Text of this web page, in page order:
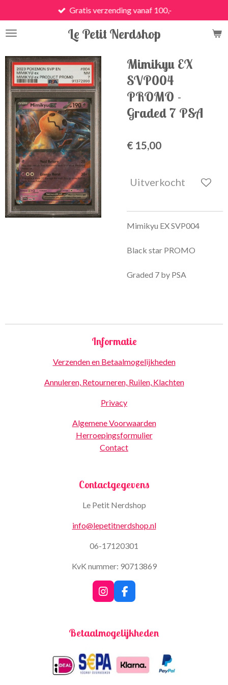
direct
naar
hoofdinhoud
Le Petit Nerdshop
Gratis verzending vanaf 100,-
Mimikyu EX
SVP004
PROMO -
Graded 7 PSA
€ 15,00
Uitverkocht
Mimikyu EX SVP004
Black star PROMO
Graded 7 by PSA
Informatie
Verzenden en Betaalmogelijkheden
Annuleren, Retourneren, Ruilen, Klachten
Privacy
Algemene Voorwaarden
Herroepingsformulier
Contact
Contactgegevens
Le Petit Nerdshop
info@lepetitnerdshop.nl
06-17120301
KvK nummer: 90713869
I
n
a
r
a
m
F
a
b
k
Betaalmogelijkheden